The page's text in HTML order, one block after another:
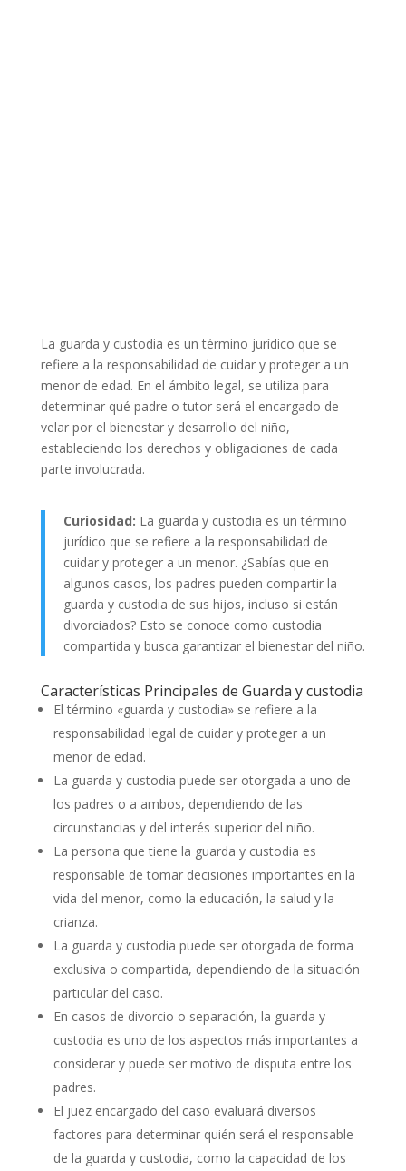
La guarda y custodia es un término jurídico que se
refiere a la responsabilidad de cuidar y proteger a un
menor de edad. En el ámbito legal, se utiliza para
determinar qué padre o tutor será el encargado de
velar por el bienestar y desarrollo del niño,
estableciendo los derechos y obligaciones de cada
parte involucrada.
Curiosidad: La guarda y custodia es un término
jurídico que se refiere a la responsabilidad de
cuidar y proteger a un menor. ¿Sabías que en
algunos casos, los padres pueden compartir la
guarda y custodia de sus hijos, incluso si están
divorciados? Esto se conoce como custodia
compartida y busca garantizar el bienestar del niño.
Características Principales de Guarda y custodia
El término «guarda y custodia» se refiere a la
responsabilidad legal de cuidar y proteger a un
menor de edad.
La guarda y custodia puede ser otorgada a uno de
los padres o a ambos, dependiendo de las
circunstancias y del interés superior del niño.
La persona que tiene la guarda y custodia es
responsable de tomar decisiones importantes en la
vida del menor, como la educación, la salud y la
crianza.
La guarda y custodia puede ser otorgada de forma
exclusiva o compartida, dependiendo de la situación
particular del caso.
En casos de divorcio o separación, la guarda y
custodia es uno de los aspectos más importantes a
considerar y puede ser motivo de disputa entre los
padres.
El juez encargado del caso evaluará diversos
factores para determinar quién será el responsable
de la guarda y custodia, como la capacidad de los